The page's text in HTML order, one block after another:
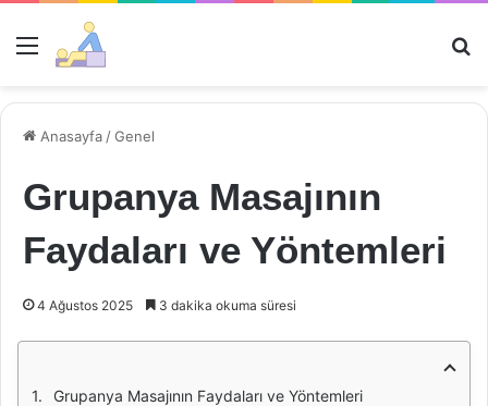
Menü
Anasayfa /Genel
Grupanya Masajının
Faydaları ve Yöntemleri
4 Ağustos 2025 3 dakika okuma süresi
Grupanya Masajının Faydaları ve Yöntemleri